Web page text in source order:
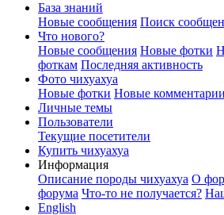
База знаний
Новые сообщения Поиск
Что нового?
Новые сообщения Новые фотки
фоткам Последняя активность
Фото чихуахуа
Новые фотки Новые комментарии
Личные темы
Пользователи
Текущие посетители
Купить чихуахуа
Информация
Описание породы чихуахуа О
форума Что-то не получается?
English